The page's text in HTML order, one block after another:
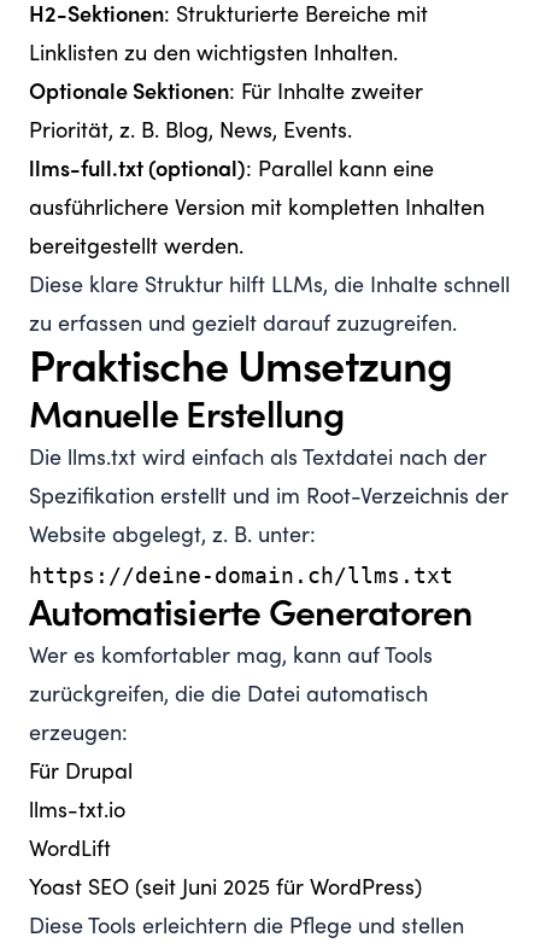
H2-Sektionen: Strukturierte Bereiche mit
Linklisten zu den wichtigsten Inhalten.
Optionale Sektionen: Für Inhalte zweiter
Priorität, z. B. Blog, News, Events.
llms-full.txt (optional): Parallel kann eine
ausführlichere Version mit kompletten Inhalten
bereitgestellt werden.
Diese klare Struktur hilft LLMs, die Inhalte schnell
zu erfassen und gezielt darauf zuzugreifen.
Praktische Umsetzung
Manuelle Erstellung
Die llms.txt wird einfach als Textdatei nach der
Spezifikation erstellt und im Root-Verzeichnis der
Website abgelegt, z. B. unter:
Automatisierte Generatoren
Wer es komfortabler mag, kann auf Tools
zurückgreifen, die die Datei automatisch
erzeugen:
Für Drupal
llms-txt.io
WordLift
Yoast SEO (seit Juni 2025 für WordPress)
Diese Tools erleichtern die Pflege und stellen